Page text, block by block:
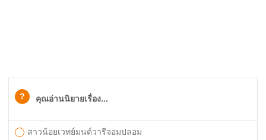
? คุณอ่านนิยายเรื่อง...
สาวน้อยเวทย์มนต์วารีจอมปลอม